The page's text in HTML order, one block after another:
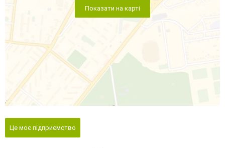
Показати на карті
Це моє підприємство